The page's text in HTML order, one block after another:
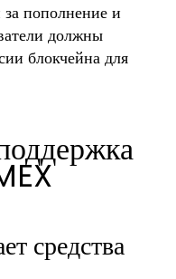
пополнение и
должны
блокчейна для
средства